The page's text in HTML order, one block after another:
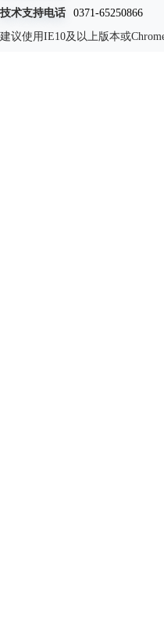
技术支持电话
0371-65250866
建议使用IE10及以上版本或